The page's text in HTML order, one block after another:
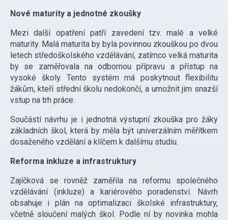
Nové maturity a jednotné zkoušky
Mezi další opatření patří zavedení tzv. malé a velké
maturity. Malá maturita by byla povinnou zkouškou po dvou
letech středoškolského vzdělávání, zatímco velká maturita
by se zaměřovala na odbornou přípravu a přístup na
vysoké školy. Tento systém má poskytnout flexibilitu
žákům, kteří střední školu nedokončí, a umožnit jim snazší
vstup na trh práce.
Součástí návrhu je i jednotná výstupní zkouška pro žáky
základních škol, která by měla být univerzálním měřítkem
dosaženého vzdělání a klíčem k dalšímu studiu.
Reforma inkluze a infrastruktury
Zajíčková se rovněž zaměřila na reformu společného
vzdělávání (inkluze) a kariérového poradenství. Návrh
obsahuje i plán na optimalizaci školské infrastruktury,
včetně sloučení malých škol. Podle ní by novinka mohla